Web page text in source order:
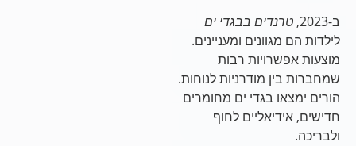
ב-2023,
טרנדים בבגדי ים
לילדות הם מגוונים ומעניינים.
מוצעות אפשרויות רבות
שמחברות בין מודרניות לנוחות.
הורים ימצאו בגדי ים מחומרים
חדישים, אידיאליים לחוף
ולבריכה.